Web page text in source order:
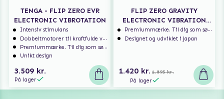
TENGA - FLIP ZERO EVR
ELECTRONIC VIBROTATION
Intensiv stimulans
Dobbeltmotorer til kraftfulde vibrationer
Premiummærke. Til dig som søger ekstra høj kvalitet.
Unikt design
3.509 kr.
På lager
FLIP ZERO GRAVITY
ELECTRONIC VIBRATION
BLACK
Premiummærke. Til dig som søger ekstra høj kvalitet.
Designet og udviklet i Japan
1.420 kr. 1.895 kr.
På lager